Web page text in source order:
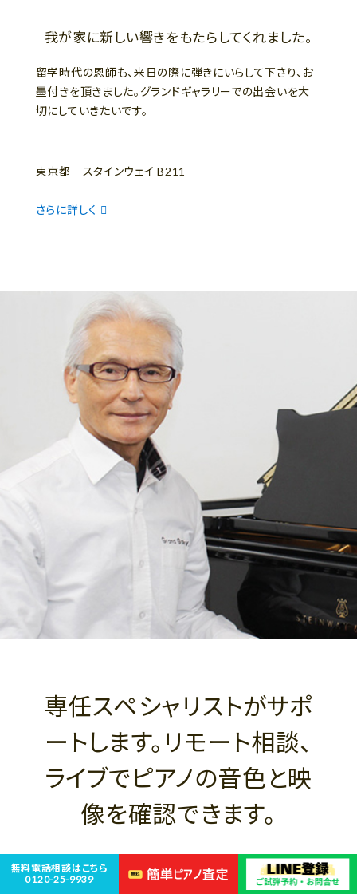
我が家に新しい響きをもたらしてくれました。
留学時代の恩師も、来日の際に弾きにいらして下さり、お
墨付きを頂きました。グランドギャラリーでの出会いを大
切にしていきたいです。
東京都 スタインウェイ B211
さらに詳しく
専任スペシャリストがサポ
ートします。リモート相談、
ライブでピアノの音色と映
像を確認できます。
グランドギャラリーの専任スペシャリストがピアノに関する
お悩み事の解決をサポート。カテゴリー別でピアノ選びも
無料電話相談はこちら
0120-25-9939